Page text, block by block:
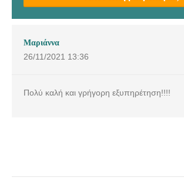
Μαριάννα
26/11/2021 13:36
Πολύ καλή και γρήγορη εξυπηρέτηση!!!!